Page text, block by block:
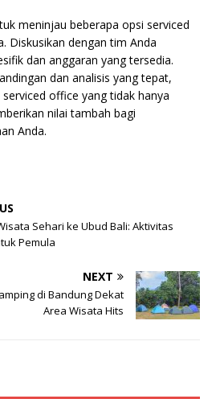
meninjau beberapa opsi serviced
Diskusikan dengan tim Anda
dan anggaran yang tersedia.
dan analisis yang tepat,
office yang tidak hanya
nilai tambah bagi
Anda.
Sehari ke Ubud Bali: Aktivitas
Pemula
NEXT
di Bandung Dekat
Area Wisata Hits